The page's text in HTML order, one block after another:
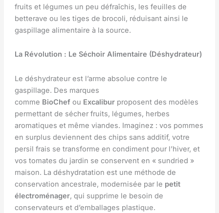
fruits et légumes un peu défraîchis, les feuilles de
betterave ou les tiges de brocoli, réduisant ainsi le
gaspillage alimentaire à la source.
La Révolution : Le Séchoir Alimentaire (Déshydrateur)
Le déshydrateur est l’arme absolue contre le
gaspillage. Des marques
comme BioChefou Excaliburproposent des modèles
permettant de sécher fruits, légumes, herbes
aromatiques et même viandes. Imaginez : vos pommes
en surplus deviennent des chips sans additif, votre
persil frais se transforme en condiment pour l’hiver, et
vos tomates du jardin se conservent en « sundried »
maison. La déshydratation est une méthode de
conservation ancestrale, modernisée par le petit
électroménager, qui supprime le besoin de
conservateurs et d’emballages plastique.